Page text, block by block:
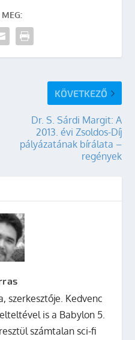
MEG:
KÖVETKEZŐ
Dr. S. Sárdi Margit: A
2013. évi Zsoldos-Díj
pályázatának bírálata –
regények
szerkesztője. Kedvenc
is a Babylon 5.
számtalan sci-fi